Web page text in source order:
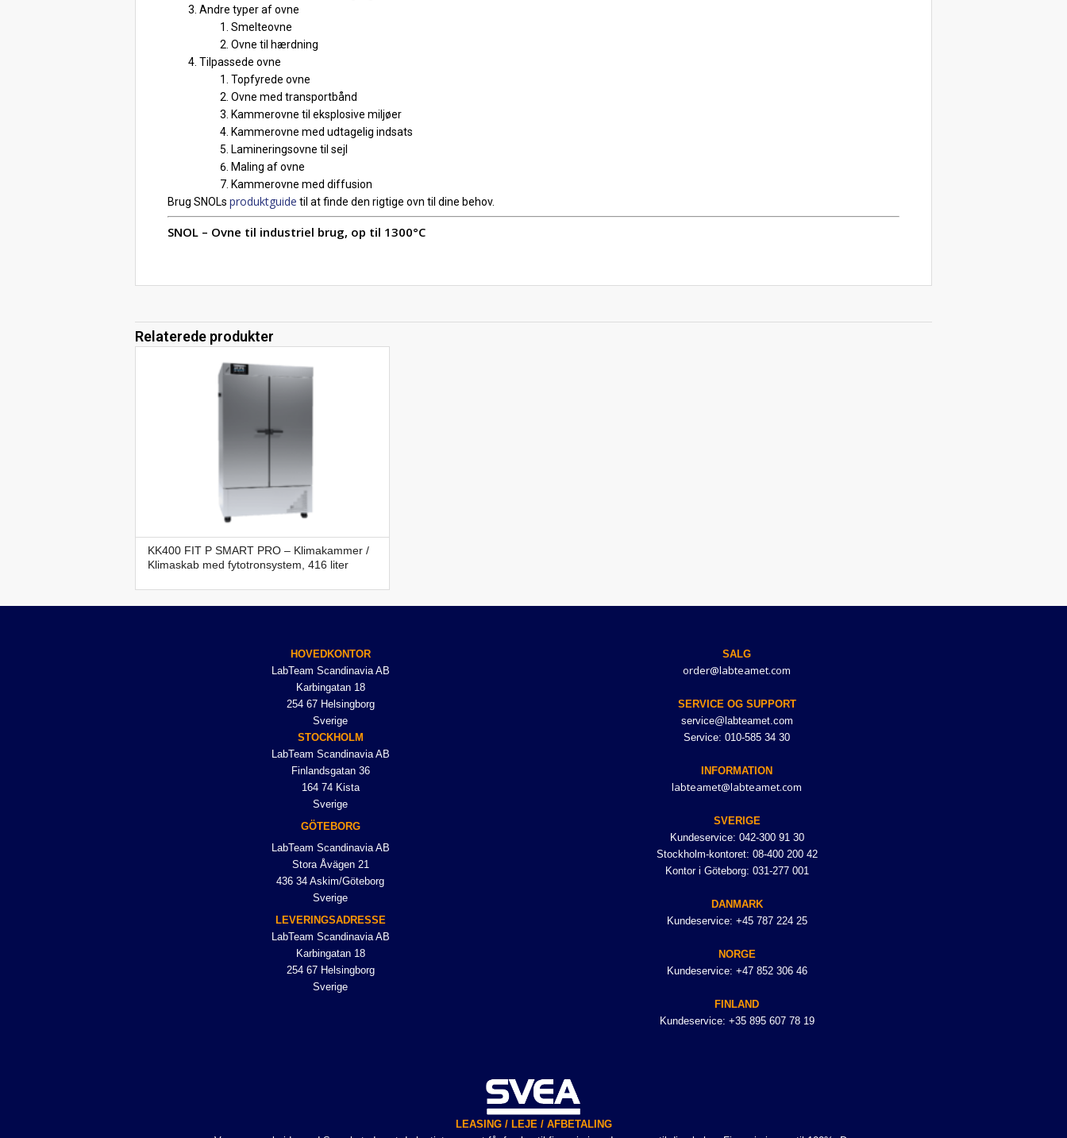
Andre typer af ovne
Smelteovne
Ovne til hærdning
Tilpassede ovne
Topfyrede ovne
Ovne med transportbånd
Kammerovne til eksplosive miljøer
Kammerovne med udtagelig indsats
Lamineringsovne til sejl
Maling af ovne
Kammerovne med diffusion
Brug SNOLsproduktguide til at finde den rigtige ovn til dine behov.
SNOL – Ovne til industriel brug, op til 1300°C
Relaterede produkter
KK400 FIT P SMART PRO – Klimakammer /
Klimaskab med fytotronsystem, 416 liter
HOVEDKONTOR
LabTeam Scandinavia AB
Karbingatan 18
254 67 Helsingborg
Sverige
STOCKHOLM
LabTeam Scandinavia AB
Finlandsgatan 36
164 74 Kista
Sverige
GÖTEBORG
LabTeam Scandinavia AB
Stora Åvägen 21
436 34 Askim/Göteborg
Sverige
LEVERINGSADRESSE
LabTeam Scandinavia AB
Karbingatan 18
254 67 Helsingborg
Sverige
SALG
order@labteamet.com
SERVICE OG SUPPORT
service@labteamet.com
Service: 010-585 34 30
INFORMATION
labteamet@labteamet.com
SVERIGE
Kundeservice: 042-300 91 30
Stockholm-kontoret: 08-400 200 42
Kontor i Göteborg: 031-277 001
DANMARK
Kundeservice: +45 787 224 25
NORGE
Kundeservice: +47 852 306 46
FINLAND
Kundeservice: +35 895 607 78 19
LEASING / LEJE / AFBETALING